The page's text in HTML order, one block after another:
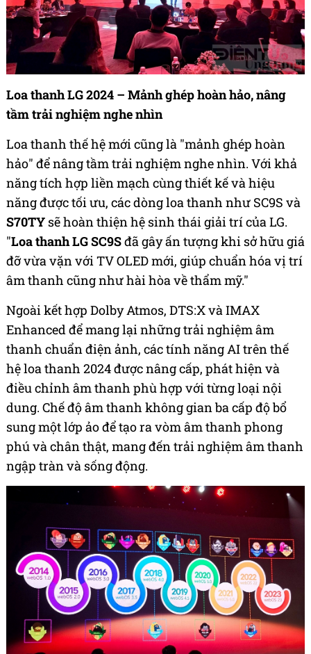
Loa thanh LG 2024 – Mảnh ghép hoàn hảo, nâng
tầm trải nghiệm nghe nhìn
Loa thanh thế hệ mới cũng là "mảnh ghép hoàn
hảo" để nâng tầm trải nghiệm nghe nhìn. Với khả
năng tích hợp liền mạch cùng thiết kế và hiệu
năng được tối ưu, các dòng loa thanh như SC9S và
S70TY sẽ hoàn thiện hệ sinh thái giải trí của LG.
"Loa thanh LG SC9Sđã gây ấn tượng khi sở hữu giá
đỡ vừa vặn với TV OLED mới, giúp chuẩn hóa vị trí
âm thanh cũng như hài hòa về thẩm mỹ."
Ngoài kết hợp Dolby Atmos, DTS:X và IMAX
Enhanced để mang lại những trải nghiệm âm
thanh chuẩn điện ảnh, các tính năng AI trên thế
hệ loa thanh 2024 được nâng cấp, phát hiện và
điều chỉnh âm thanh phù hợp với từng loại nội
dung. Chế độ âm thanh không gian ba cấp độ bổ
sung một lớp ảo để tạo ra vòm âm thanh phong
phú và chân thật, mang đến trải nghiệm âm thanh
ngập tràn và sống động.